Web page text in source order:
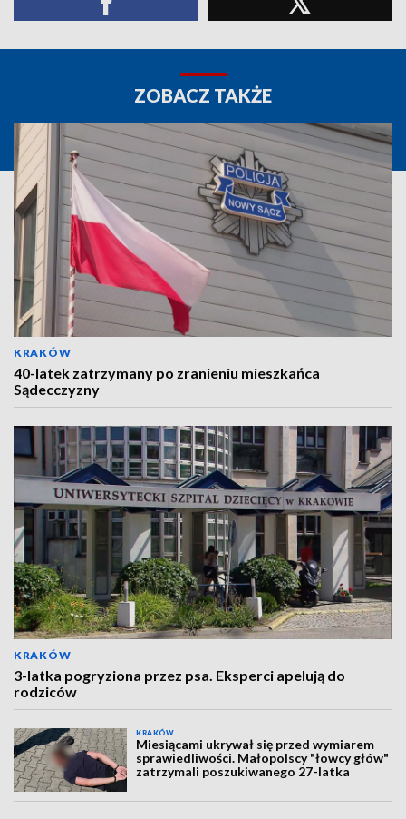
ZOBACZ TAKŻE
KRAKÓW
40-latek zatrzymany po zranieniu mieszkańca
Sądecczyzny
KRAKÓW
3-latka pogryziona przez psa. Eksperci apelują do
rodziców
KRAKÓW
Miesiącami ukrywał się przed wymiarem
sprawiedliwości. Małopolscy "łowcy głów"
zatrzymali poszukiwanego 27-latka